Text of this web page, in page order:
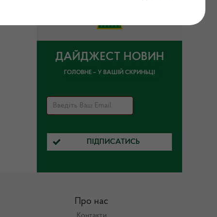
ДАЙДЖЕСТ НОВИН
ГОЛОВНЕ – У ВАШІЙ СКРИНЬЦІ
ПІДПИСАТИСЬ
Про нас